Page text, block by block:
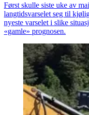
Først skulle siste uke av
langtidsvarselet seg til
nyeste varselet i slike
«gamle» prognosen.